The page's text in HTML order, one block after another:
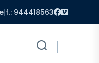
944418563 Facebook
Vimeo